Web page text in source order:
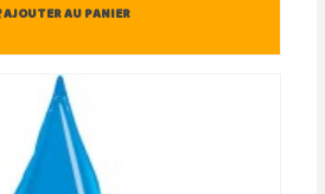
AJOUTER AU PANIER